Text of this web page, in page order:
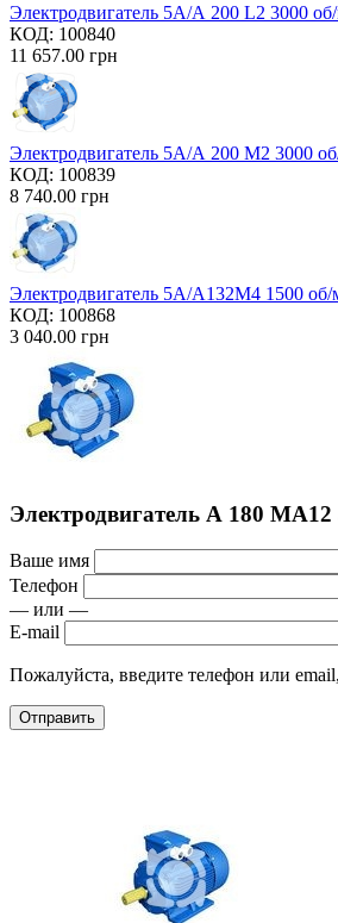
Электродвигатель 5А/А 200 L2 3000
КОД: 100840
11 657.00 грн
Электродвигатель 5А/А 200 М2 3000
КОД: 100839
8 740.00 грн
Электродвигатель 5А/А132М4 1500 об/
КОД: 100868
3 040.00 грн
Электродвигатель А 180 МА12
Ваше имя
Телефон
— или —
E-mail
Пожалуйста, введите телефон или
Отправить